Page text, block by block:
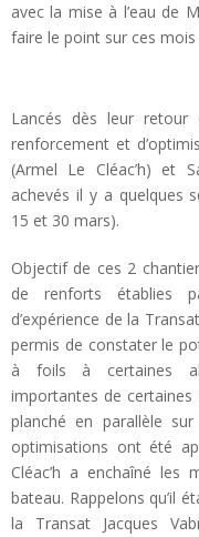
avec la mise à l’eau de
faire le point sur ces mois
Lancés dès leur
renforcement et
(Armel Le Cléac’h) et
achevés il y a quelques
15 et 30 mars).
Objectif de ces 2
de renforts établies
d’expérience de la
permis de constater le
à foils à certaines
importantes de
planché en parallèle
optimisations ont été
Cléac’h a enchaîné les
bateau. Rappelons qu’il
la Transat Jacques